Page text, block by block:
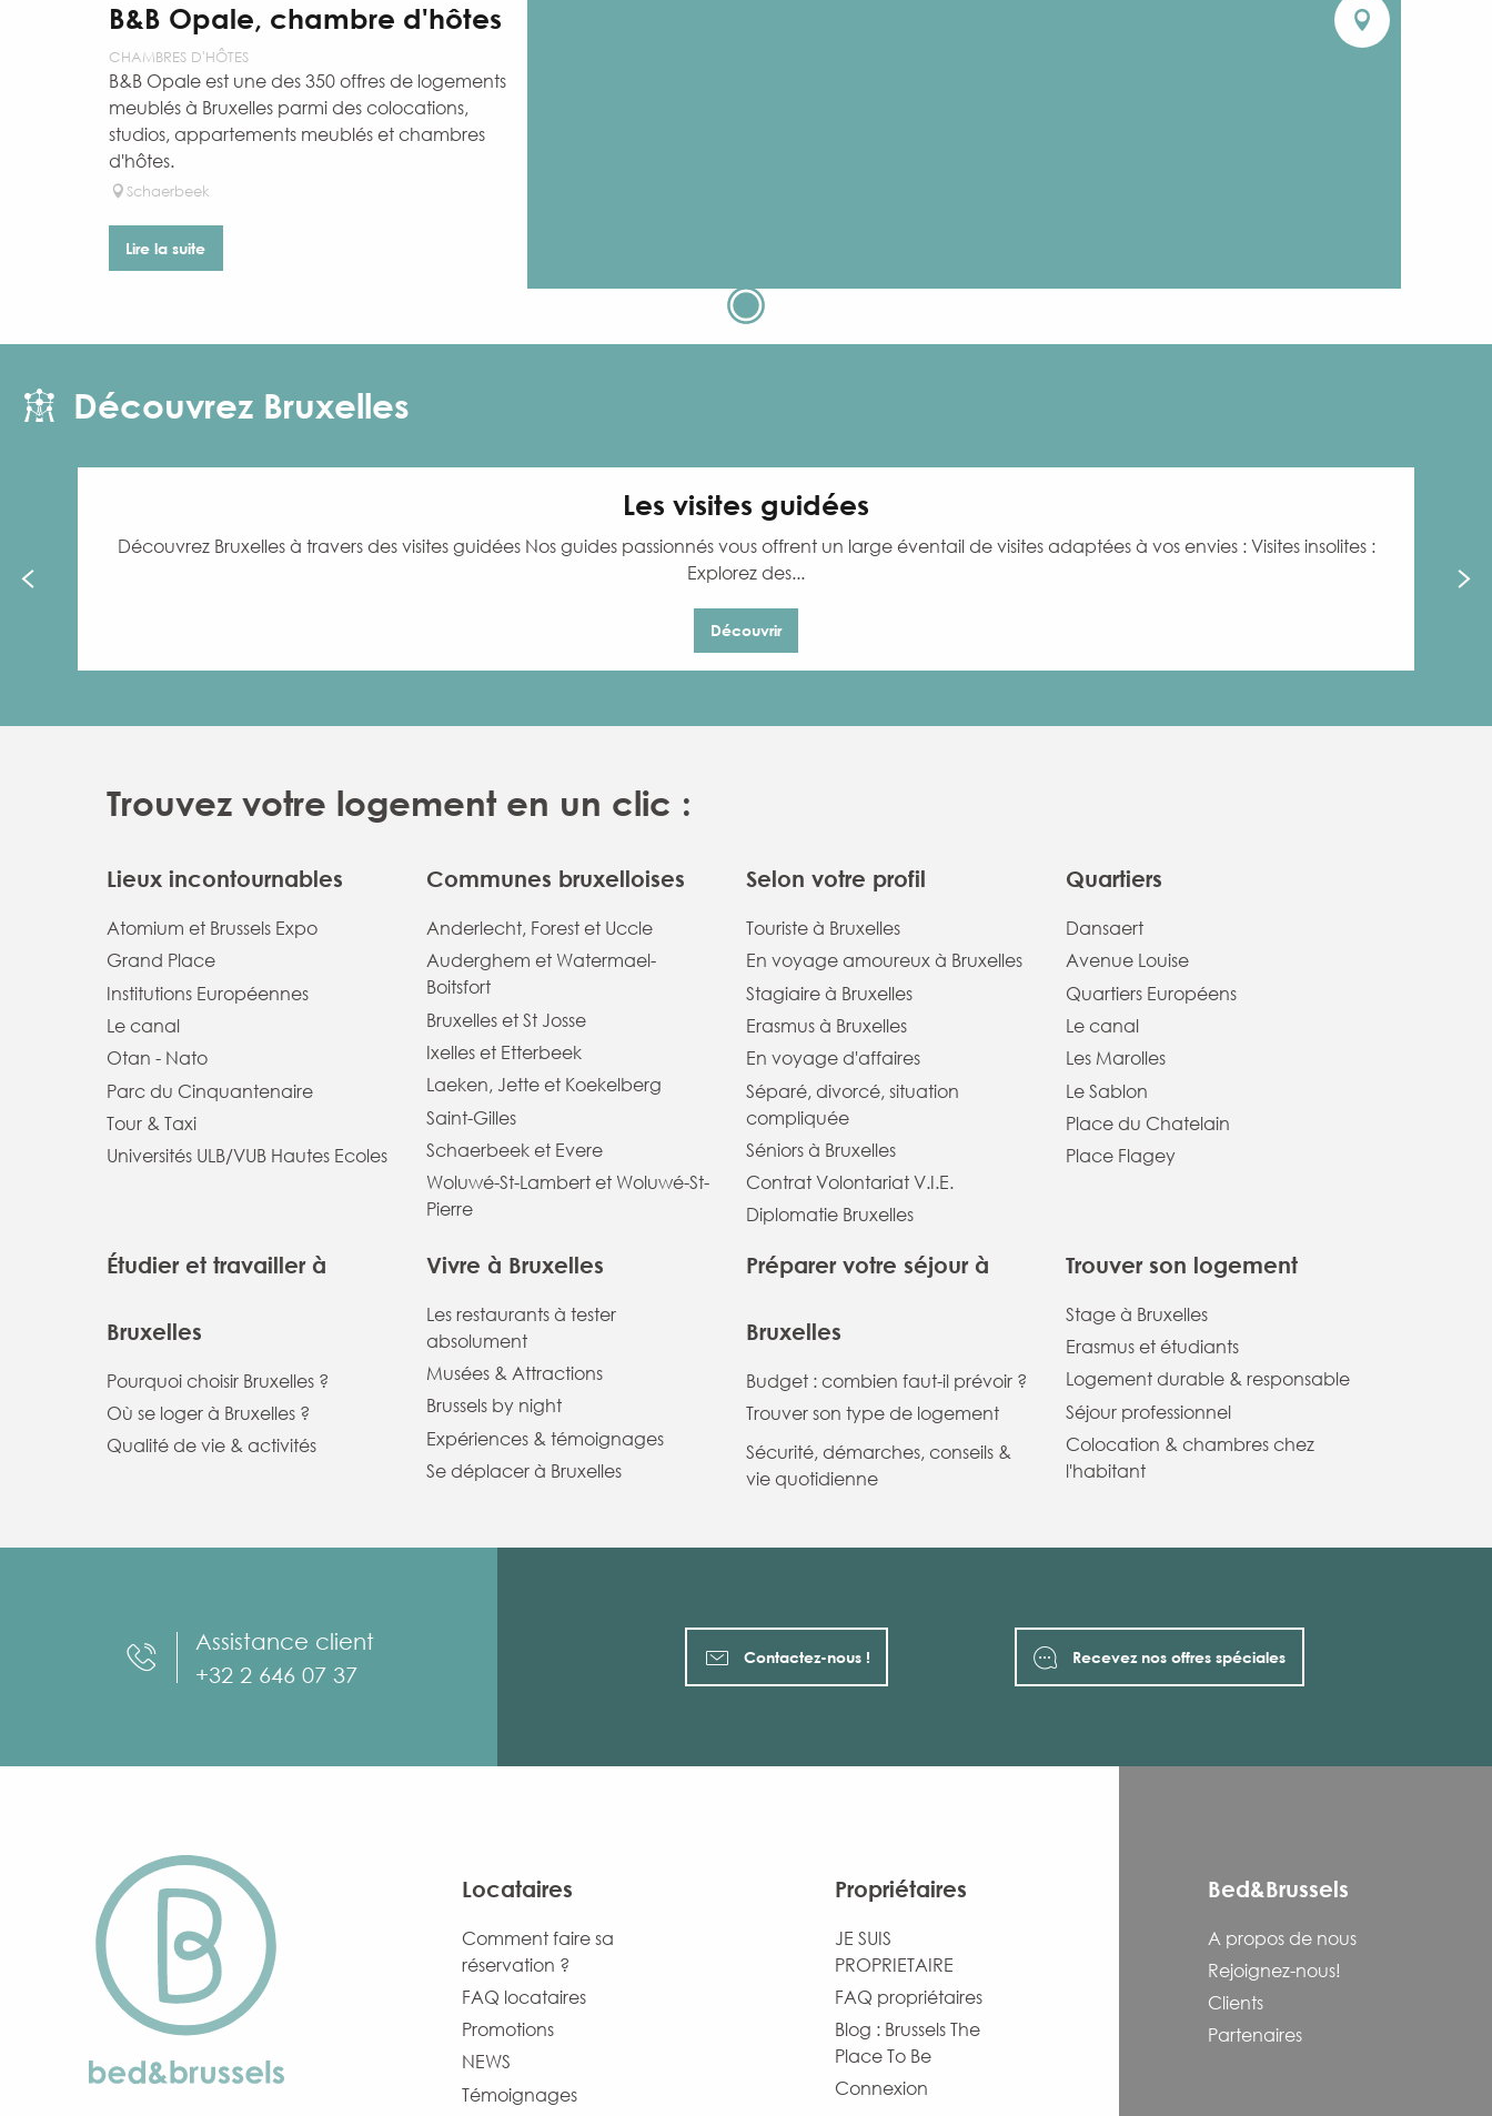
B&B Opale, chambre d'hôtes
CHAMBRES D'HÔTES
B&B Opale est une des 350 offres de logements
meublés à Bruxelles parmi des colocations,
studios, appartements meublés et chambres
d'hôtes.
Schaerbeek
Lire la suite
Découvrez Bruxelles
Les visites guidées
Découvrez Bruxelles à travers des visites guidées Nos guides passionnés vous offrent un large éventail de visites adaptées à vos envies : Visites insolites :
Explorez des...
Découvrir
Trouvez votre logement en un clic :
Lieux incontournables
Atomium et Brussels Expo
Grand Place
Institutions Européennes
Le canal
Otan - Nato
Parc du Cinquantenaire
Tour & Taxi
Universités ULB/VUB Hautes Ecoles
Communes bruxelloises
Anderlecht, Forest et Uccle
Auderghem et Watermael-
Boitsfort
Bruxelles et St Josse
Ixelles et Etterbeek
Laeken, Jette et Koekelberg
Saint-Gilles
Schaerbeek et Evere
Woluwé-St-Lambert et Woluwé-St-
Pierre
Selon votre profil
Touriste à Bruxelles
En voyage amoureux à Bruxelles
Stagiaire à Bruxelles
Erasmus à Bruxelles
En voyage d'affaires
Séparé, divorcé, situation
compliquée
Séniors à Bruxelles
Contrat Volontariat V.I.E.
Diplomatie Bruxelles
Quartiers
Dansaert
Avenue Louise
Quartiers Européens
Le canal
Les Marolles
Le Sablon
Place du Chatelain
Place Flagey
Étudier et travailler à
Bruxelles
Pourquoi choisir Bruxelles ?
Où se loger à Bruxelles ?
Qualité de vie & activités
Vivre à Bruxelles
Les restaurants à tester
absolument
Musées & Attractions
Brussels by night
Expériences & témoignages
Se déplacer à Bruxelles
Préparer votre séjour à
Bruxelles
Budget : combien faut-il prévoir ?
Trouver son type de logement
Sécurité, démarches, conseils &
vie quotidienne
Trouver son logement
Stage à Bruxelles
Erasmus et étudiants
Logement durable & responsable
Séjour professionnel
Colocation & chambres chez
l'habitant
Assistance client
+32 2 646 07 37
Contactez-nous ! Recevez nos offres spéciales
Locataires
Comment faire sa
réservation ?
FAQ locataires
Promotions
NEWS
Témoignages
Propriétaires
JE SUIS
PROPRIETAIRE
FAQ propriétaires
Blog : Brussels The
Place To Be
Connexion
Bed&Brussels
A propos de nous
Rejoignez-nous!
Clients
Partenaires